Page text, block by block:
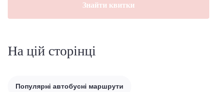
Знайти квитки
На цій сторінці
Популярні автобусні маршрути